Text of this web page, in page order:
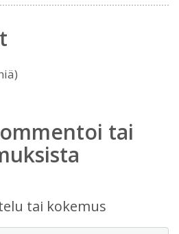
tai
tai kokemus